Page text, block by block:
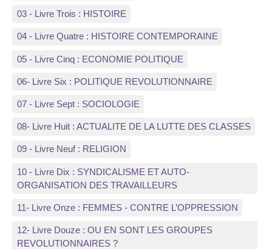
03 - Livre Trois : HISTOIRE
04 - Livre Quatre : HISTOIRE CONTEMPORAINE
05 - Livre Cinq : ECONOMIE POLITIQUE
06- Livre Six : POLITIQUE REVOLUTIONNAIRE
07 - Livre Sept : SOCIOLOGIE
08- Livre Huit : ACTUALITE DE LA LUTTE DES CLASSES
09 - Livre Neuf : RELIGION
10 - Livre Dix : SYNDICALISME ET AUTO-
ORGANISATION DES TRAVAILLEURS
11- Livre Onze : FEMMES - CONTRE L’OPPRESSION
12- Livre Douze : OU EN SONT LES GROUPES
REVOLUTIONNAIRES ?